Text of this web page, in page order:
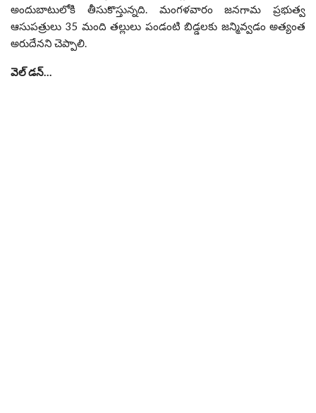
అందుబాటులోకి తీసుకొస్తున్నది. మంగళవారం జనగామ ప్రభుత్వ
ఆసుపత్రులు 35 మంది తల్లులు పండంటి బిడ్డలకు జన్మివ్వడం అత్యంత
అరుదేనని చెప్పాలి.
వెల్ డన్…